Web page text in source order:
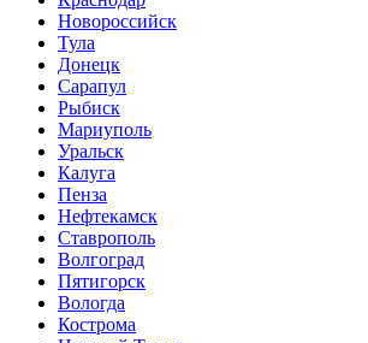
Новороссийск
Тула
Донецк
Сарапул
Рыбиск
Мариуполь
Уральск
Калуга
Пенза
Нефтекамск
Ставрополь
Волгоград
Пятигорск
Вологда
Кострома